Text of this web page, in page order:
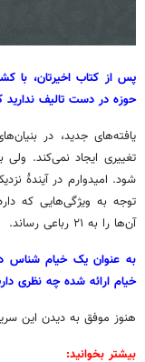
پس از کتاب اخیرتان، با
حوزه در دست تالیف ندارید
یافته‌های جدید، در
تغییری ایجاد نمی‌کند.
شود. امیدوارم در آیندۀ
توجه به ویژگی‌هایی که
آن‌ها را به ۲۱ رباعی رساند.
به عنوان یک خیام شناس
خیام ارائه شده چه نظری
هنوز موفق به دیدن این
بیشتر بخوانید: